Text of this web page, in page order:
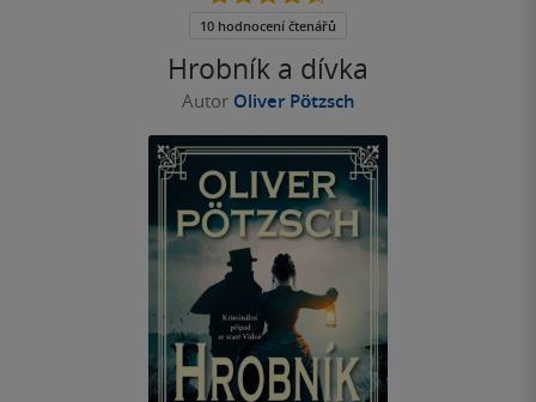
Hrobník a dívka
Autor Oliver Pötzsch
5
10 hodnocení čtenářů